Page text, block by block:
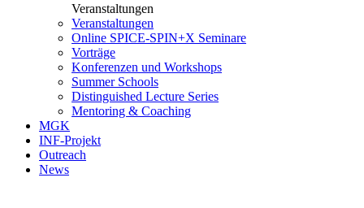
Veranstaltungen
Veranstaltungen
Online SPICE-SPIN+X Seminare
Vorträge
Konferenzen und Workshops
Summer Schools
Distinguished Lecture Series
Mentoring & Coaching
MGK
INF-Projekt
Outreach
News